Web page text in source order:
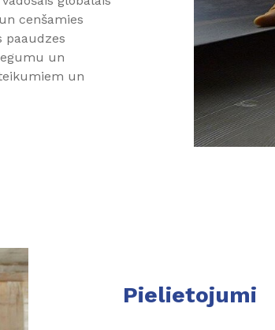
cenšamies
paaudzes
un
un
Pielietojumi